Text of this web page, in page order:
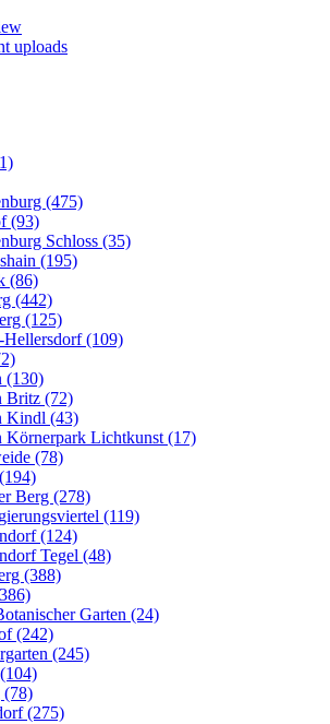
uploads
(475)
(93)
Schloss (35)
(195)
(86)
(442)
(125)
Hellersdorf (109)
(130)
Britz (72)
Kindl (43)
Körnerpark Lichtkunst (17)
(78)
Berg (278)
(119)
(124)
Tegel (48)
(388)
Garten (24)
(242)
(245)
(78)
(275)